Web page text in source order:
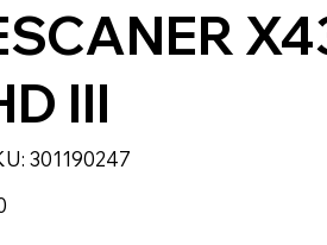
III
SKU
301190247
301190247